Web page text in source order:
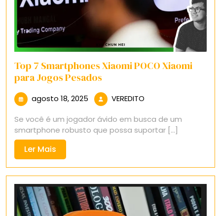
Top 7 Smartphones Xiaomi POCO Xiaomi
para Jogos Pesados
agosto 18, 2025 agosto
2025
VEREDITO
Se você é um jogador ávido em busca de um
smartphone robusto que possa suportar [...]
Ler Mais
Mais